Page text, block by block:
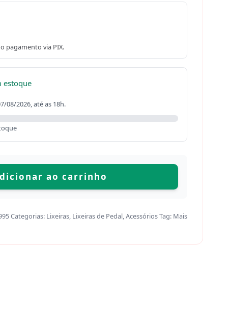
pagamento via PIX.
estoque
08/2026, até as 18h.
ao carrinho
Categorias: Lixeiras Lixeiras de Pedal AcessóriosTag: Mais